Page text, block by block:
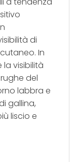
di
In
visibilità
del
labbra e
gallina,
liscio e